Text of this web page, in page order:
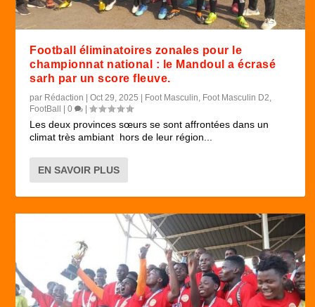
Football éliminatoires zonales pour le
championnat national : le Mandoul a écrasé
sarh par un score fleuve.
par Rédaction |Oct 29, 2025 | Foot Masculin Foot Masculin D2
FootBall |0 |
Les deux provinces sœurs se sont affrontées dans un
climat très ambiant hors de leur région...
EN SAVOIR PLUS